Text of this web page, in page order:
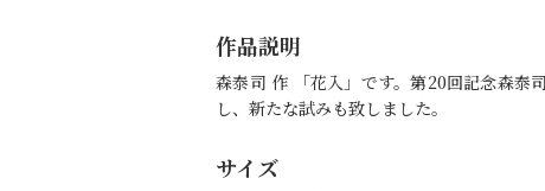
作品説明
森泰司 作 「花入」です。第20回記念森泰
し、新たな試みも致しました。
サイズ